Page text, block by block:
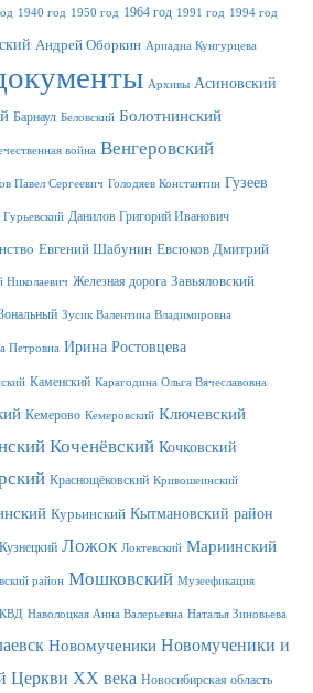
1940 год 1950 год 1964 год 1991 год 1994 год
Андрей Оборкин Ариадна Кунгурцева
Архивы Асиновский
Барнаул Беловский Болотнинский
война Венгеровский
Павел Сергеевич Голодяев Константин Гузеев
Гурьевский Данилов Григорий Иванович
Евгений Шабунин Евсюков Дмитрий
Николаевич Железная дорога Завьяловский
Зусик Валентина Владимировна
Петровна Ирина Ростовцева
Каменский Карагодина Ольга Вячеславовна
Кемерово Кемеровский Ключевский
Коченёвский Кочковский
Краснощёковский Кривошеинский
Курьинский Кытмановский район
Ложок Локтевский Мариинский
район Мошковский Музеефикация
Наволоцкая Анна Валерьевна Наталья Зиновьева
Новомученики Новомученики и
Церкви XX века Новосибирская область